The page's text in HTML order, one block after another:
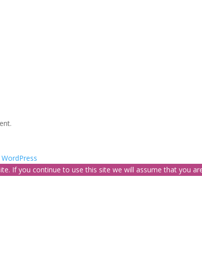
WordPress
If you continue to use this site we will assume that you